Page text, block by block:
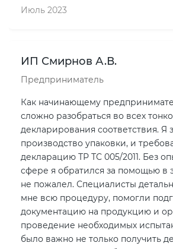
Июль 2023
ИП Смирнов А.В.
Предприниматель
Как начинающему
сложно разобраться во всех
декларирования соответствия. Я
производство упаковки, и
декларацию ТР ТС 005/2011. Без
сфере я обратился за помощью в
не пожалел. Специалисты
мне всю процедуру, помогли
документацию на продукцию и
проведение необходимых
было важно не только получить